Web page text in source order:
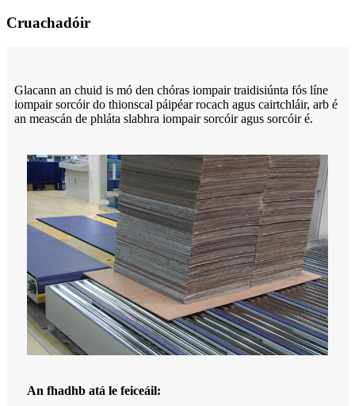
Cruachadóir
Glacann an chuid is mó den chóras iompair traidisiúnta fós líne
iompair sorcóir do thionscal páipéar rocach agus cairtchláir, arb é
an meascán de phláta slabhra iompair sorcóir agus sorcóir é.
An fhadhb atá le feiceáil: